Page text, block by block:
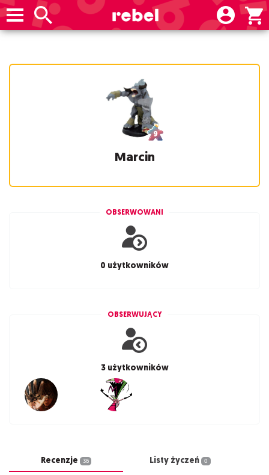
Marcin
OBSERWOWANI
0 użytkowników
OBSERWUJĄCY
3 użytkowników
Recenzje 36 Listy życzeń 0